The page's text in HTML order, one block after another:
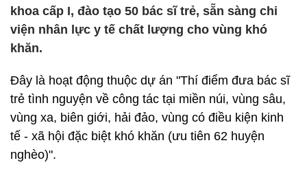
khoa cấp I, đào tạo 50 bác sĩ trẻ, sẵn sàng chi
viện nhân lực y tế chất lượng cho vùng khó
khăn.
Đây là hoạt động thuộc dự án "Thí điểm đưa bác sĩ
trẻ tình nguyện về công tác tại miền núi, vùng sâu,
vùng xa, biên giới, hải đảo, vùng có điều kiện kinh
tế - xã hội đặc biệt khó khăn (ưu tiên 62 huyện
nghèo)".